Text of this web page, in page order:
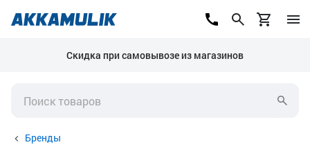
Скидка при самовывозе из магазинов
Бренды